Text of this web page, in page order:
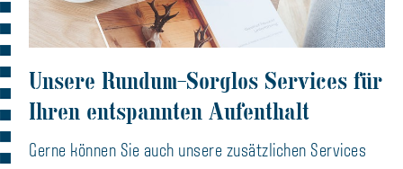
Unsere Rundum-Sorglos Services für
Ihren entspannten Aufenthalt
Gerne können Sie auch unsere zusätzlichen Services